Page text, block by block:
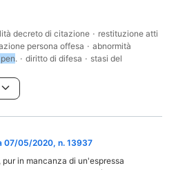
decreto di citazione · restituzione atti
persona offesa · abnormità
. · diritto di difesa · stasi del
07/05/2020, n. 13937
in mancanza di un'espressa